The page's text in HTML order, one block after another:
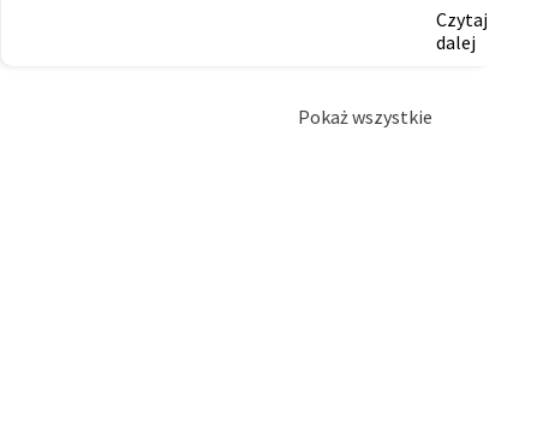
Czytaj
dalej
Pokaż wszystkie